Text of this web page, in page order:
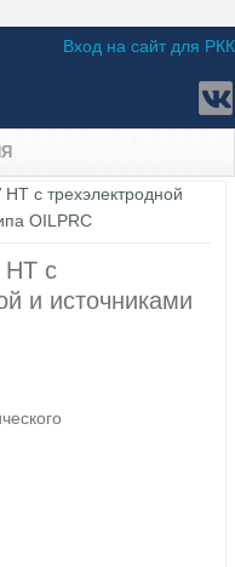
Вход на сайт для РКК
с трехэлектродной
OILPRC
НТ с
и источниками